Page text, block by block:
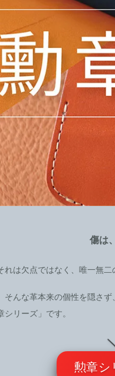
傷は
は欠点ではなく、唯一無二
そんな革本来の個性を隠さ
リーズ」です。
＼
勲章シ